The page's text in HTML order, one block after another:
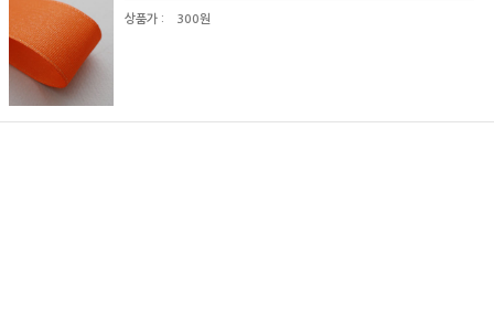
상품가 : 300원